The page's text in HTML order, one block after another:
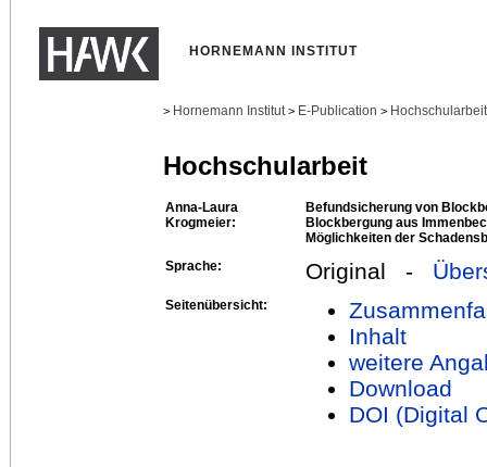
HORNEMANN INSTITUT
> Hornemann Institut > E-Publication >
Hochschularbeit
Anna-Laura
Krogmeier:
Befundsicherung von
Blockbergung aus
Möglichkeiten der
Sprache:
Original -
Seitenübersicht:
Inhalt
weitere
Download
DOI (Digital